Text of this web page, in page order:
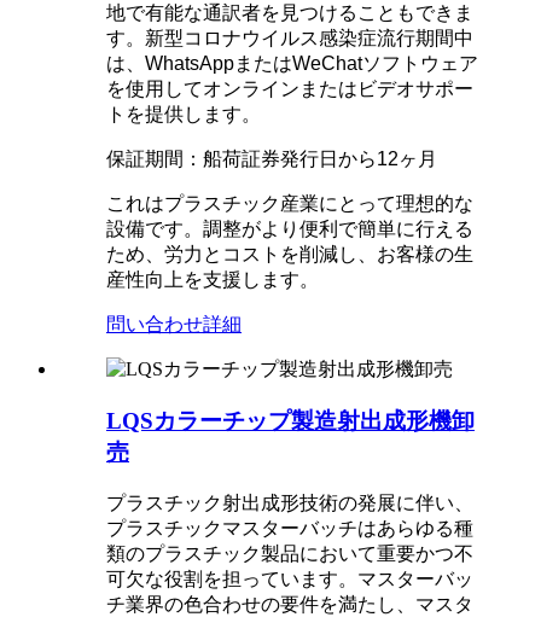
地で有能な通訳者を見つけることもできま
す。新型コロナウイルス感染症流行期間中
は、WhatsAppまたはWeChatソフトウェア
を使用してオンラインまたはビデオサポー
トを提供します。
保証期間：船荷証券発行日から12ヶ月
これはプラスチック産業にとって理想的な
設備です。調整がより便利で簡単に行える
ため、労力とコストを削減し、お客様の生
産性向上を支援します。
問い合わせ詳細
LQSカラーチップ製造射出成形機卸
売
プラスチック射出成形技術の発展に伴い、
プラスチックマスターバッチはあらゆる種
類のプラスチック製品において重要かつ不
可欠な役割を担っています。マスターバッ
チ業界の色合わせの要件を満たし、マスタ